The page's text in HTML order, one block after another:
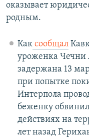
оказывает
родным.
Каксообщал
уроженка Чечни
задержана 13
при попытке
Интерпола
беженку
действиях на
лет назад